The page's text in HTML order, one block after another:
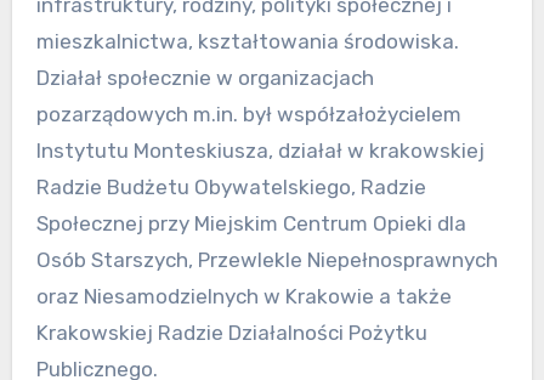
mieszkalnictwa, kształtowania środowiska.
Działał społecznie w organizacjach
pozarządowych m.in. był współzałożycielem
Instytutu Monteskiusza, działał w krakowskiej
Radzie Budżetu Obywatelskiego, Radzie
Społecznej przy Miejskim Centrum Opieki dla
Osób Starszych, Przewlekle Niepełnosprawnych
oraz Niesamodzielnych w Krakowie a także
Krakowskiej Radzie Działalności Pożytku
Publicznego.